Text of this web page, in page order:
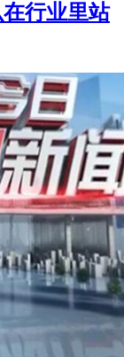
行业里站